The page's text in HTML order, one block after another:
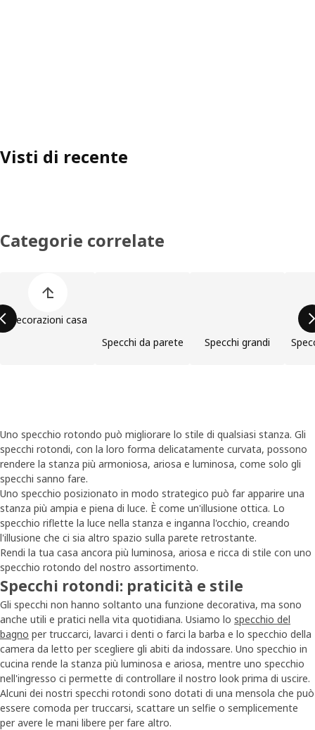
Visti di recente
Categorie correlate
Decorazioni casa
Specchi da parete
Specchi grandi
Uno specchio rotondo può migliorare lo stile di qualsiasi stanza. Gli
specchi rotondi, con la loro forma delicatamente curvata, possono
rendere la stanza più armoniosa, ariosa e luminosa, come solo gli
specchi sanno fare.
Uno specchio posizionato in modo strategico può far apparire una
stanza più ampia e piena di luce. È come un'illusione ottica. Lo
specchio riflette la luce nella stanza e inganna l'occhio, creando
l'illusione che ci sia altro spazio sulla parete retrostante.
Rendi la tua casa ancora più luminosa, ariosa e ricca di stile con uno
specchio rotondo del nostro assortimento.
Specchi rotondi: praticità e stile
Gli specchi non hanno soltanto una funzione decorativa, ma sono
anche utili e pratici nella vita quotidiana. Usiamo lo specchio del
bagno per truccarci, lavarci i denti o farci la barba e lo specchio della
camera da letto per scegliere gli abiti da indossare. Uno specchio in
cucina rende la stanza più luminosa e ariosa, mentre uno specchio
nell'ingresso ci permette di controllare il nostro look prima di uscire.
Alcuni dei nostri specchi rotondi sono dotati di una mensola che può
essere comoda per truccarsi, scattare un selfie o semplicemente
per avere le mani libere per fare altro.